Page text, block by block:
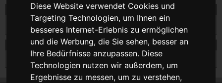
Diese Website verwendet Cookies und
Targeting Technologien, um Ihnen ein
besseres Internet-Erlebnis zu ermöglichen
und die Werbung, die Sie sehen, besser an
Ihre Bedürfnisse anzupassen. Diese
Technologien nutzen wir außerdem, um
Ergebnisse zu messen, um zu verstehen,
take a search
search results for serialize